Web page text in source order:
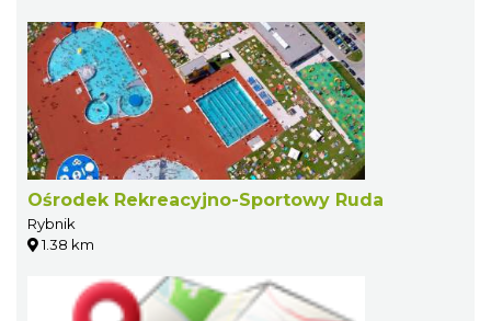
Ośrodek Rekreacyjno-Sportowy Ruda
Rybnik
1.38 km